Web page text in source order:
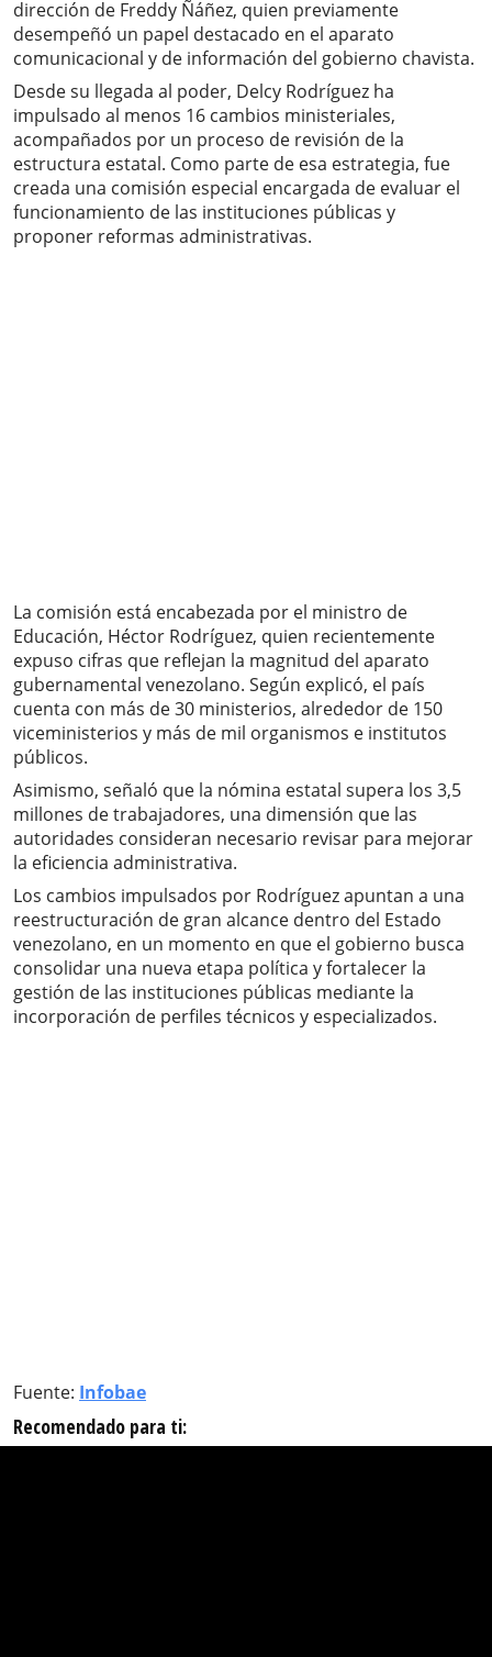
dirección de Freddy Ñáñez, quien previamente
desempeñó un papel destacado en el aparato
comunicacional y de información del gobierno chavista.
Desde su llegada al poder, Delcy Rodríguez ha
impulsado al menos 16 cambios ministeriales,
acompañados por un proceso de revisión de la
estructura estatal. Como parte de esa estrategia, fue
creada una comisión especial encargada de evaluar el
funcionamiento de las instituciones públicas y
proponer reformas administrativas.
La comisión está encabezada por el ministro de
Educación, Héctor Rodríguez, quien recientemente
expuso cifras que reflejan la magnitud del aparato
gubernamental venezolano. Según explicó, el país
cuenta con más de 30 ministerios, alrededor de 150
viceministerios y más de mil organismos e institutos
públicos.
Asimismo, señaló que la nómina estatal supera los 3,5
millones de trabajadores, una dimensión que las
autoridades consideran necesario revisar para mejorar
la eficiencia administrativa.
Los cambios impulsados por Rodríguez apuntan a una
reestructuración de gran alcance dentro del Estado
venezolano, en un momento en que el gobierno busca
consolidar una nueva etapa política y fortalecer la
gestión de las instituciones públicas mediante la
incorporación de perfiles técnicos y especializados.
Fuente: Infobae
Recomendado para ti: